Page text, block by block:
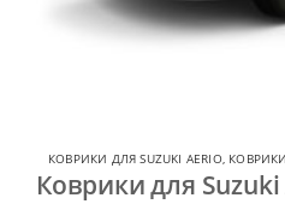
КОВРИКИ ДЛЯ SUZUKI AERIO,
Коврики для